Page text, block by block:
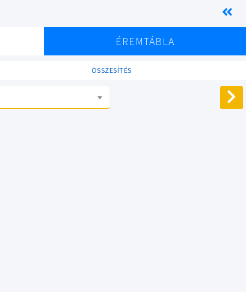
ÉREMTÁBLA
ÖSSZESÍTÉS